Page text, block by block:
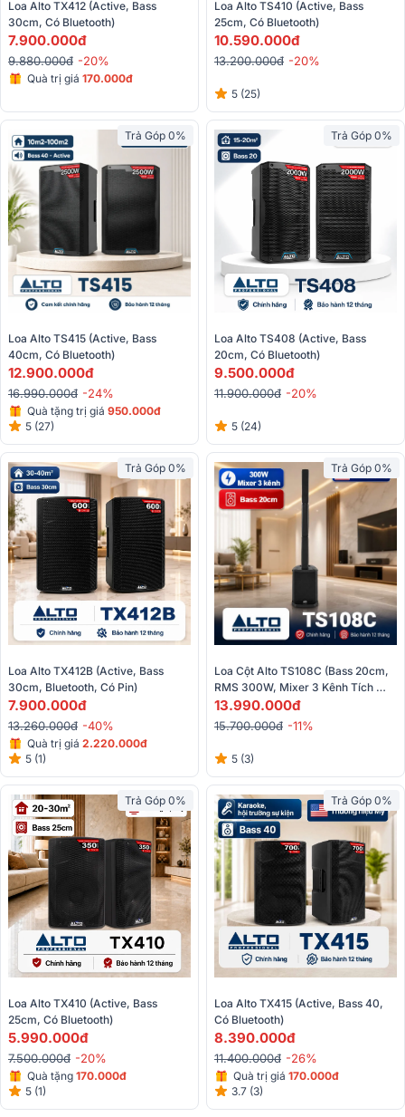
Loa Alto TX412 (Active, Bass
30cm, Có Bluetooth)
7.900.000đ
9.880.000đ -20%
Quà trị giá 170.000đ
Loa Alto TS410 (Active, Bass
25cm, Có Bluetooth)
10.590.000đ
13.200.000đ -20%
5 (25)
Trả Góp 0%
Loa Alto TS415 (Active, Bass
40cm, Có Bluetooth)
12.900.000đ
16.990.000đ -24%
Quà tặng trị giá 950.000đ
5 (27)
Trả Góp 0%
Loa Alto TS408 (Active, Bass
20cm, Có Bluetooth)
9.500.000đ
11.900.000đ -20%
5 (24)
Trả Góp 0%
Loa Alto TX412B (Active, Bass
7.900.000đ
13.260.000đ -40%
Quà trị giá 2.220.000đ
5 (1)
Trả Góp 0%
Loa Cột Alto TS108C (Bass 20cm,
RMS 300W, Mixer 3 Kênh Tích
Hợp, Class D, Loa Column)
13.990.000đ
15.700.000đ -11%
5 (3)
Trả Góp 0%
Loa Alto TX410 (Active, Bass
25cm, Có Bluetooth)
5.990.000đ
7.500.000đ -20%
Quà tặng 170.000đ
5 (1)
Trả Góp 0%
Loa Alto TX415 (Active, Bass 40,
Có Bluetooth)
8.390.000đ
11.400.000đ -26%
Quà trị giá 170.000đ
3.7 (3)